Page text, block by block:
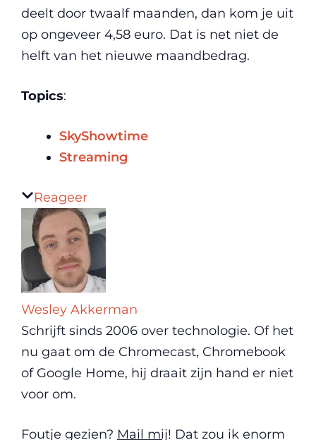
deelt door twaalf maanden, dan kom je uit
op ongeveer 4,58 euro. Dat is net niet de
helft van het nieuwe maandbedrag.
Topics:
SkyShowtime
Streaming
Reageer
Wesley Akkerman
Schrijft sinds 2006 over technologie. Of het
nu gaat om de Chromecast, Chromebook
of Google Home, hij draait zijn hand er niet
voor om.
Foutje gezien? Mail mij! Dat zou ik enorm